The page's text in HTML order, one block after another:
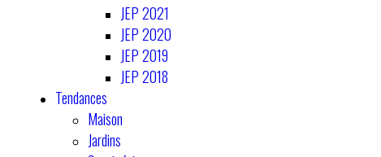
JEP 2021
JEP 2020
JEP 2019
JEP 2018
Tendances
Maison
Jardins